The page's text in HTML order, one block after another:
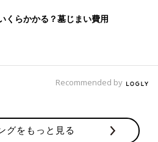
ないことが大事
です。幼稚園の先生があたたかく見
カリカリせずにすみました。親とし
ょうだいができることが、我が子に
てくれるだけでOK！と、親として
早生まれの親の心構え
くらかかる？墓じまい費用
Recommended by
グをもっと見る